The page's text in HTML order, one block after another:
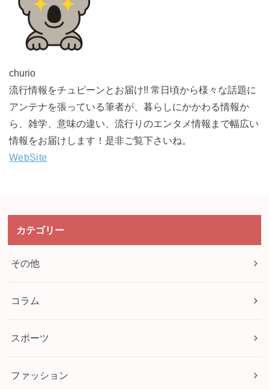
churio
流行情報をチュピーンとお届け!! 常日頃から様々な話題に
アンテナを張っている筆者が、暮らしにかかわる情報か
ら、雑学、意味の違い、流行りのエンタメ情報まで幅広い
情報をお届けします！是非ご覧下さいね。
WebSite
カテゴリー
その他
コラム
スポーツ
ファッション